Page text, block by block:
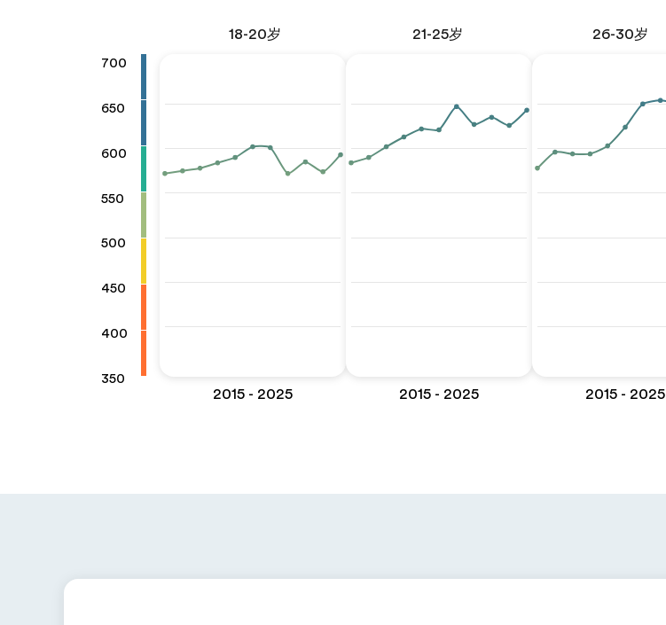
18-20岁 21-25岁 26-30岁
700
650
600
550
500
450
400
350
2015 - 2025 2015 - 2025 2015 - 2025